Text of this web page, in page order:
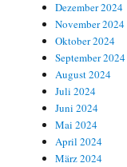
Dezember 2024
November 2024
Oktober 2024
September 2024
August 2024
Juli 2024
Juni 2024
Mai 2024
April 2024
März 2024